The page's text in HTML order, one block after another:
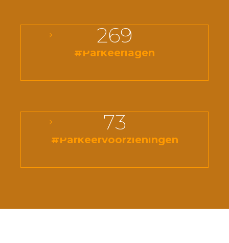
#Parkeerlagen
269
#Parkeervoorzieningen
73